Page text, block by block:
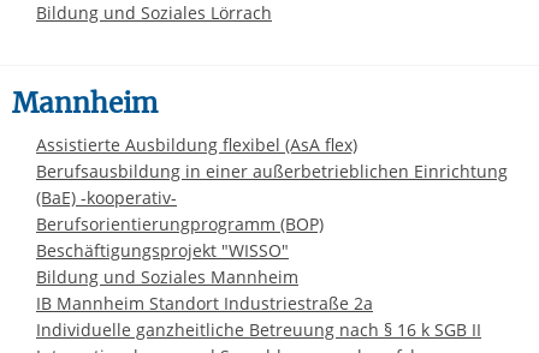
Bildung und Soziales Lörrach
Mannheim
Assistierte Ausbildung flexibel (AsA flex)
Berufsausbildung in einer außerbetrieblichen Einrichtung
(BaE) -kooperativ-
Berufsorientierungprogramm (BOP)
Beschäftigungsprojekt "WISSO"
Bildung und Soziales Mannheim
IB Mannheim Standort Industriestraße 2a
Individuelle ganzheitliche Betreuung nach § 16 k SGB II